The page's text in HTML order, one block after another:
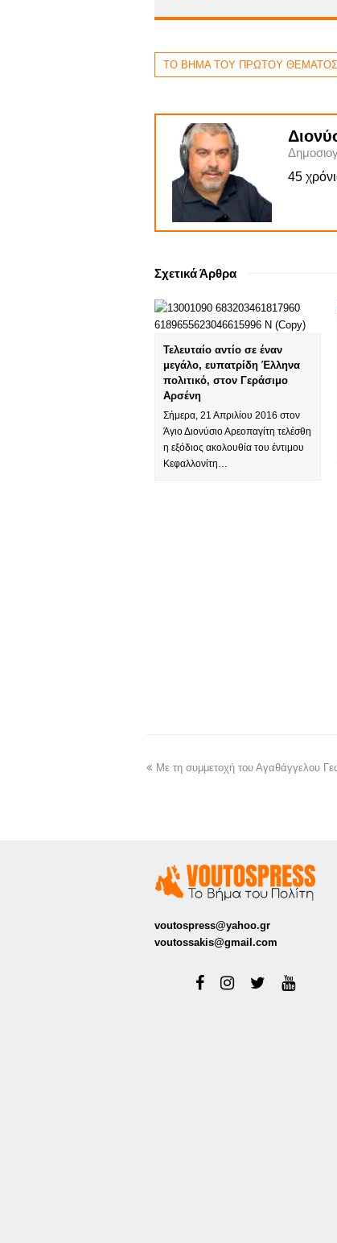
ΤΟ ΒΗΜΑ ΤΟΥ ΠΡΩΤΟΥ ΘΕΜΑΤΟΣ
45
Σχετικά Άρθρα
Τελευταίο αντίο σε έναν
μεγάλο, ευπατρίδη Έλληνα
πολιτικό, στον Γεράσιμο
Αρσένη
Σήμερα, 21 Απριλίου 2016 στον
Άγιο Διονύσιο Αρεοπαγίτη τελέσθη
η εξόδιος ακολουθία του έντιμου
Κεφαλλονίτη…
Με τη συμμετοχή του Αγαθάγγελου
voutospress@yahoo.gr
voutossakis@gmail.com